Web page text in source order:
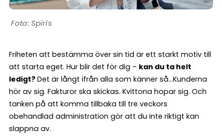
Spiris
Friheten att bestämma över sin tid är ett starkt motiv till
att starta eget. Hur blir det för dig – kan du ta helt
ledigt? Det är långt ifrån alla som känner så…Kunderna
hör av sig. Fakturor ska skickas. Kvittona hopar sig. Och
tanken på att komma tillbaka till tre veckors
obehandlad administration gör att du inte riktigt kan
slappna av.